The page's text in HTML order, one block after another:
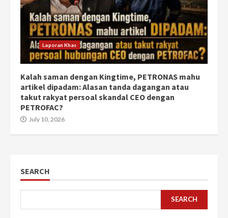
Laporan Khas
Kalah saman dengan Kingtime, PETRONAS mahu
artikel dipadam: Alasan tanda dagangan atau
takut rakyat persoal skandal CEO dengan
PETROFAC?
July 10, 2026
SEARCH
SEARCH